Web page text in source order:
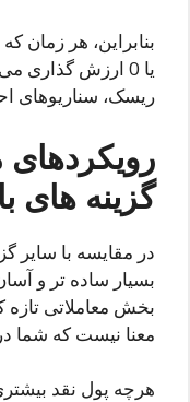
یا 0 ارزش گذاری
ریسک، سناریوهای
گزینه های
در مقایسه با سایر
بسیار ساده تر و
بخش معاملاتی تازه
معنا نیست که شما
هرچه پول نقد